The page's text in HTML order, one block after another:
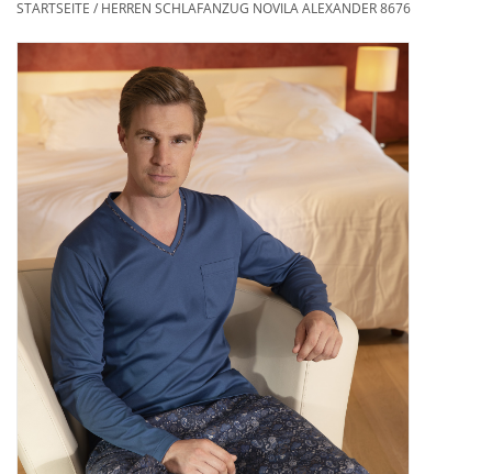
Badezimmer & Sauna
Haus-Bademäntel
Plaids, Decken, Kissen
Mode & Accessoires
Edles aus Cashmere
Tisch & Küche
STARTSEITE / HERREN SCHLAFANZUG NOVILA ALEXANDER 8676